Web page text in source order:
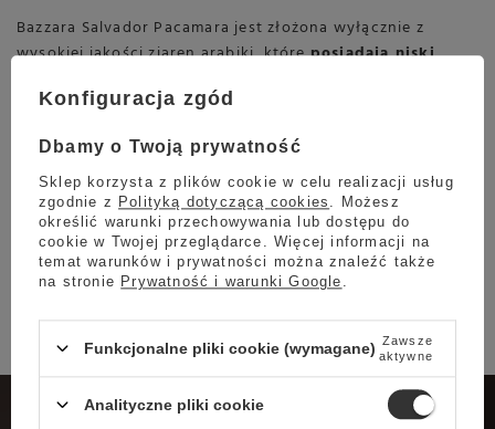
Bazzara Salvador Pacamara jest złożona wyłącznie z
wysokiej jakości ziaren arabiki, któreposiadają niski
delektować się jej niepowtarzalnym smakiem nawet
Kawa sprawdzi się również w
przygotowaniu innych specjałów
kawowych
Konfiguracja zgód
Dbamy o Twoją prywatność
Sklep korzysta z plików cookie w celu realizacji usług
zgodnie z Polityką dotyczącą cookies
. Możesz
określić warunki przechowywania lub dostępu do
cookie w Twojej przeglądarce. Więcej informacji na
temat warunków i prywatności można znaleźć także
na stronie Prywatność i warunki Google
Funkcjonalne pliki cookie (wymagane) Zawsze
aktywne
Analityczne pliki cookie